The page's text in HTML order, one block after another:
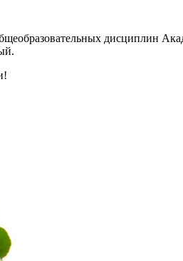
дисциплин